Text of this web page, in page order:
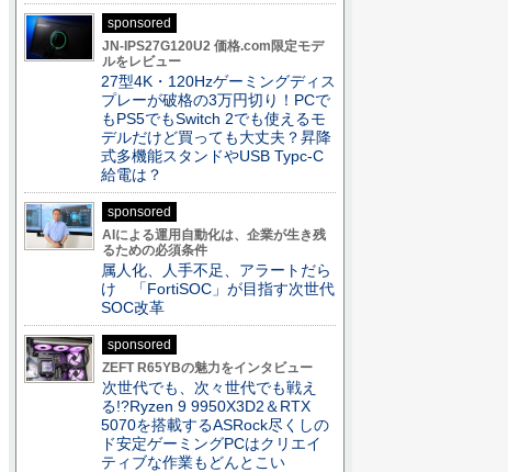
sponsored
JN-IPS27G120U2 価格.com限定モデ
ルをレビュー
27型4K・120Hzゲーミングディス
プレーが破格の3万円切り！PCで
もPS5でもSwitch 2でも使えるモ
デルだけど買っても大丈夫？昇降
式多機能スタンドやUSB Typc-C
給電は？
sponsored
AIによる運用自動化は、企業が生き残
るための必須条件
属人化、人手不足、アラートだら
け 「FortiSOC」が目指す次世代
SOC改革
sponsored
ZEFT R65YBの魅力をインタビュー
次世代でも、次々世代でも戦え
る!?Ryzen 9 9950X3D2＆RTX
5070を搭載するASRock尽くしの
ド安定ゲーミングPCはクリエイ
ティブな作業もどんとこい